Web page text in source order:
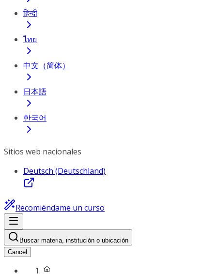
हिन्दी
ไทย
中文（简体）
日本語
한국어
Sitios web nacionales
Deutsch (Deutschland)
Recomiéndame un curso
Buscar materia, institución o ubicación
Cancel